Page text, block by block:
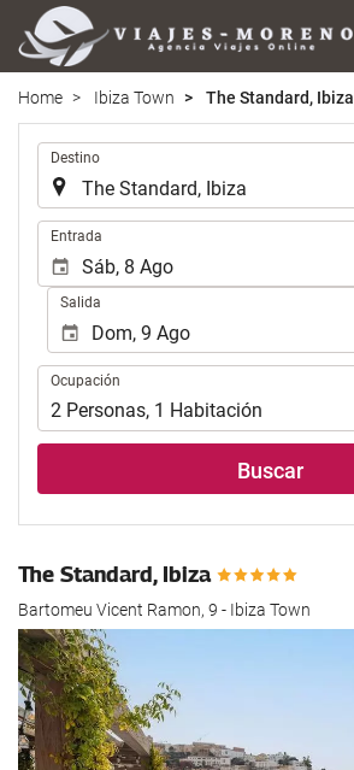
Home Ibiza Town The Standard, Ibiza
Destino
Entrada
Salida
Ocupación
Ocupación
2 Personas, 1 Habitación
Buscar
The Standard, Ibiza
Bartomeu Vicent Ramon, 9 - Ibiza Town